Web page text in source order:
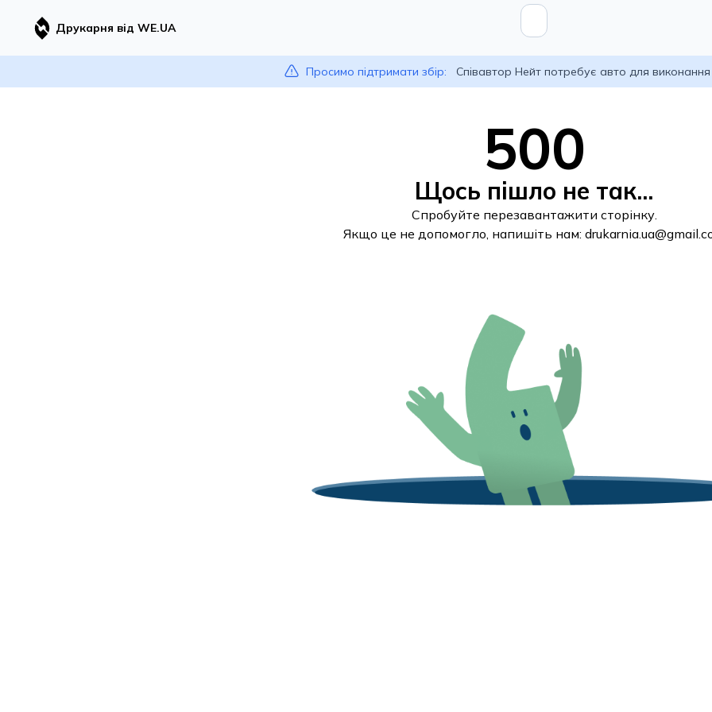
Друкарня від WE.UA
Просимо підтримати збір: Співавтор Нейт потребує авто для
500
Щось пішло не так...
Спробуйте перезавантажити сторінку.
Якщо це не допомогло, напишіть нам: